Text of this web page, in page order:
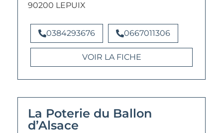
90200 LEPUIX
0384293676 0667011306
VOIR LA FICHE
La Poterie du Ballon
d’Alsace